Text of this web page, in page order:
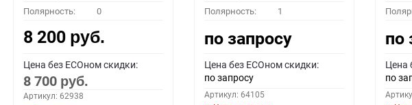
Полярность: 0
8 200 руб.
Цена без ECOном скидки:
8 700 руб.
Артикул: 62938
Полярность: 1
по запросу
Цена без ECOном скидки:
по запросу
Артикул: 64105
по
Цена
по